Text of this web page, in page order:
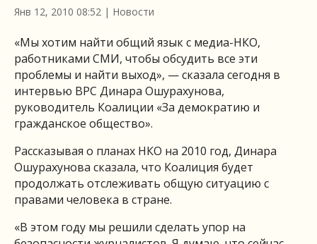
Янв 12, 2010 08:52 | Новости
«Мы хотим найти общий язык с медиа-НКО,
работниками СМИ, чтобы обсудить все эти
проблемы и найти выход», — сказала сегодня в
интервью ВРС Динара Ошурахунова,
руководитель Коалиции «За демократию и
гражданское общество».
Рассказывая о планах НКО на 2010 год, Динара
Ошурахунова сказала, что Коалиция будет
продолжать отслеживать общую ситуацию с
правами человека в стране.
«В этом году мы решили сделать упор на